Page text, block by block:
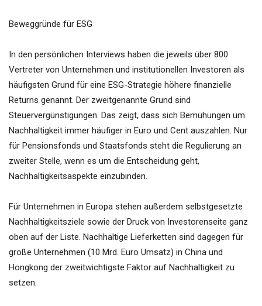
Beweggründe für ESG
In den persönlichen Interviews haben die jeweils über 800
Vertreter von Unternehmen und institutionellen Investoren als
häufigsten Grund für eine ESG-Strategie höhere finanzielle
Returns genannt. Der zweitgenannte Grund sind
Steuervergünstigungen. Das zeigt, dass sich Bemühungen um
Nachhaltigkeit immer häufiger in Euro und Cent auszahlen. Nur
für Pensionsfonds und Staatsfonds steht die Regulierung an
zweiter Stelle, wenn es um die Entscheidung geht,
Nachhaltigkeitsaspekte einzubinden.
Für Unternehmen in Europa stehen außerdem selbstgesetzte
Nachhaltigkeitsziele sowie der Druck von Investorenseite ganz
oben auf der Liste. Nachhaltige Lieferketten sind dagegen für
große Unternehmen (10 Mrd. Euro Umsatz) in China und
Hongkong der zweitwichtigste Faktor auf Nachhaltigkeit zu
setzen.